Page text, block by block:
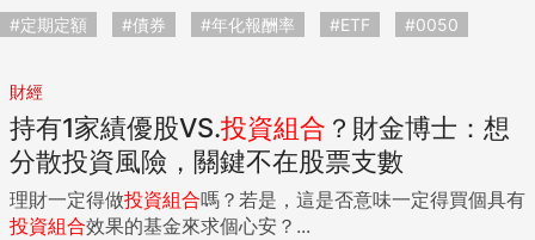
#定期定額 #債券 #年化報酬率 #ETF #0050
財經
持有1家績優股VS.投資組合 ？財金博士：想
分散投資風險，關鍵不在股票支數
理財一定得做投資組合嗎？若是，這是否意味一定得買個具有
投資組合效果的基金來求個心安？...